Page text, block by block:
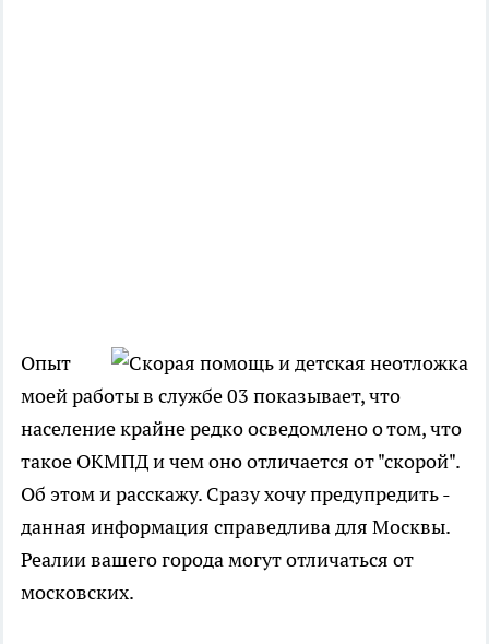
Опыт
моей работы в службе 03 показывает, что
население крайне редко осведомлено о том, что
такое ОКМПД и чем оно отличается от "скорой".
Об этом и расскажу. Сразу хочу предупредить -
данная информация справедлива для Москвы.
Реалии вашего города могут отличаться от
московских.